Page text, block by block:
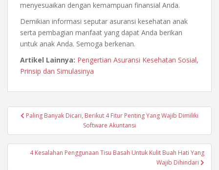
menyesuaikan dengan kemampuan finansial Anda.
Demikian informasi seputar asuransi kesehatan anak
serta pembagian manfaat yang dapat Anda berikan
untuk anak Anda. Semoga berkenan.
Artikel Lainnya: Pengertian Asuransi Kesehatan Sosial,
Prinsip dan Simulasinya
PostPaling Banyak Dicari, Berikut 4 Fitur Penting Yang Wajib Dimiliki
Software Akuntansi
4 Kesalahan Penggunaan Tisu Basah Untuk Kulit Buah Hati Yang
Wajib Dihindari